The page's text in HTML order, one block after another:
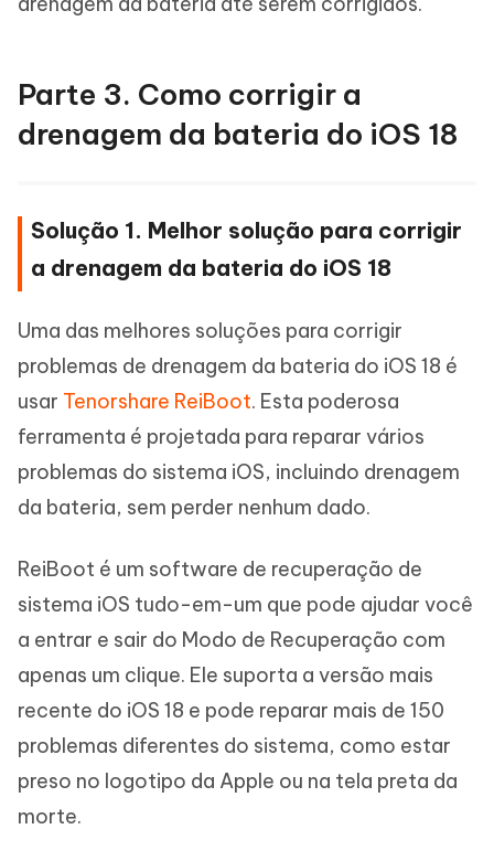
Parte 3. Como corrigir a
drenagem da bateria do iOS 18
Solução 1. Melhor solução para corrigir
a drenagem da bateria do iOS 18
Uma das melhores soluções para corrigir
problemas de drenagem da bateria do iOS 18 é
usar Tenorshare ReiBoot. Esta poderosa
ferramenta é projetada para reparar vários
problemas do sistema iOS, incluindo drenagem
da bateria, sem perder nenhum dado.
ReiBoot é um software de recuperação de
sistema iOS tudo-em-um que pode ajudar você
a entrar e sair do Modo de Recuperação com
apenas um clique. Ele suporta a versão mais
recente do iOS 18 e pode reparar mais de 150
problemas diferentes do sistema, como estar
preso no logotipo da Apple ou na tela preta da
morte.